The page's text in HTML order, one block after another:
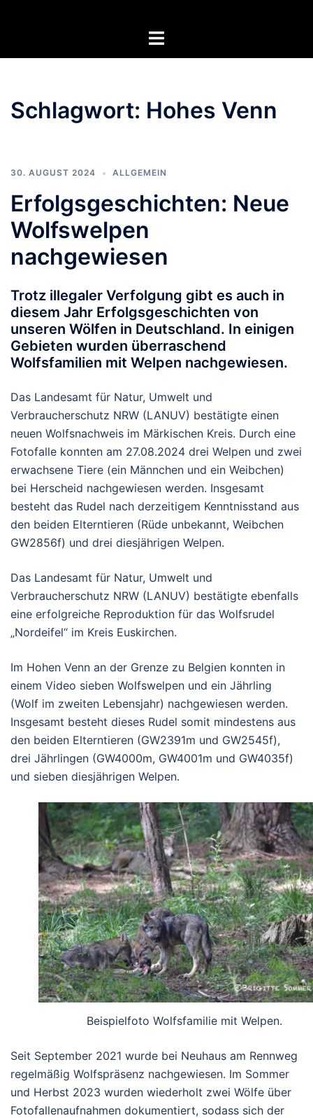
Menü
Schlagwort: Hohes Venn
30. AUGUST 2024 ALLGEMEIN
Erfolgsgeschichten: Neue
Wolfswelpen
nachgewiesen
Trotz illegaler Verfolgung gibt es auch in
diesem Jahr Erfolgsgeschichten von
unseren Wölfen in Deutschland. In einigen
Gebieten wurden überraschend
Wolfsfamilien mit Welpen nachgewiesen.
Das Landesamt für Natur, Umwelt und
Verbraucherschutz NRW (LANUV) bestätigte einen
neuen Wolfsnachweis im Märkischen Kreis. Durch eine
Fotofalle konnten am 27.08.2024 drei Welpen und zwei
erwachsene Tiere (ein Männchen und ein Weibchen)
bei Herscheid nachgewiesen werden. Insgesamt
besteht das Rudel nach derzeitigem Kenntnisstand aus
den beiden Elterntieren (Rüde unbekannt, Weibchen
GW2856f) und drei diesjährigen Welpen.
Das Landesamt für Natur, Umwelt und
Verbraucherschutz NRW (LANUV) bestätigte ebenfalls
eine erfolgreiche Reproduktion für das Wolfsrudel
„Nordeifel“ im Kreis Euskirchen.
Im Hohen Venn an der Grenze zu Belgien konnten in
einem Video sieben Wolfswelpen und ein Jährling
(Wolf im zweiten Lebensjahr) nachgewiesen werden.
Insgesamt besteht dieses Rudel somit mindestens aus
den beiden Elterntieren (GW2391m und GW2545f),
drei Jährlingen (GW4000m, GW4001m und GW4035f)
und sieben diesjährigen Welpen.
Beispielfoto Wolfsfamilie mit Welpen.
Seit September 2021 wurde bei Neuhaus am Rennweg
regelmäßig Wolfspräsenz nachgewiesen. Im Sommer
und Herbst 2023 wurden wiederholt zwei Wölfe über
Fotofallenaufnahmen dokumentiert, sodass sich der